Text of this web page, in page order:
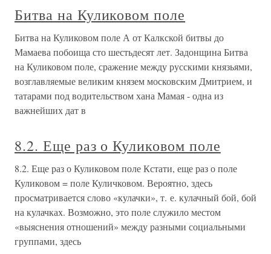
Битва на Куликовом поле
Битва на Куликовом поле А от Калкской битвы до
Мамаева побоища сто шестьдесят лет. Задонщина Битва
на Куликовом поле, сражение между русскими князьями,
возглавляемые великим князем московским Дмитрием, и
татарами под водительством хана Мамая - одна из
важнейших дат в
8.2. Еще раз о Куликовом поле
8.2. Еще раз о Куликовом поле Кстати, еще раз о поле
Куликовом = поле Куличковом. Вероятно, здесь
просматривается слово «кулачки», т. е. кулачный бой, бой
на кулачках. Возможно, это поле служило местом
«выяснения отношений» между разными социальными
группами, здесь